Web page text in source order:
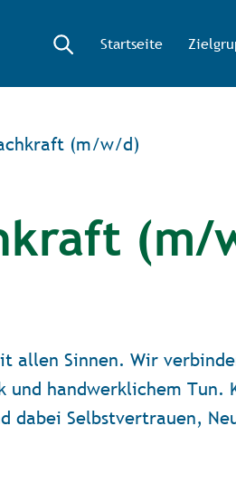
Startseite
(m/w/d)
(m/
allen Sinnen. Wir
handwerklichem Tun.
dabei Selbstvertrauen,